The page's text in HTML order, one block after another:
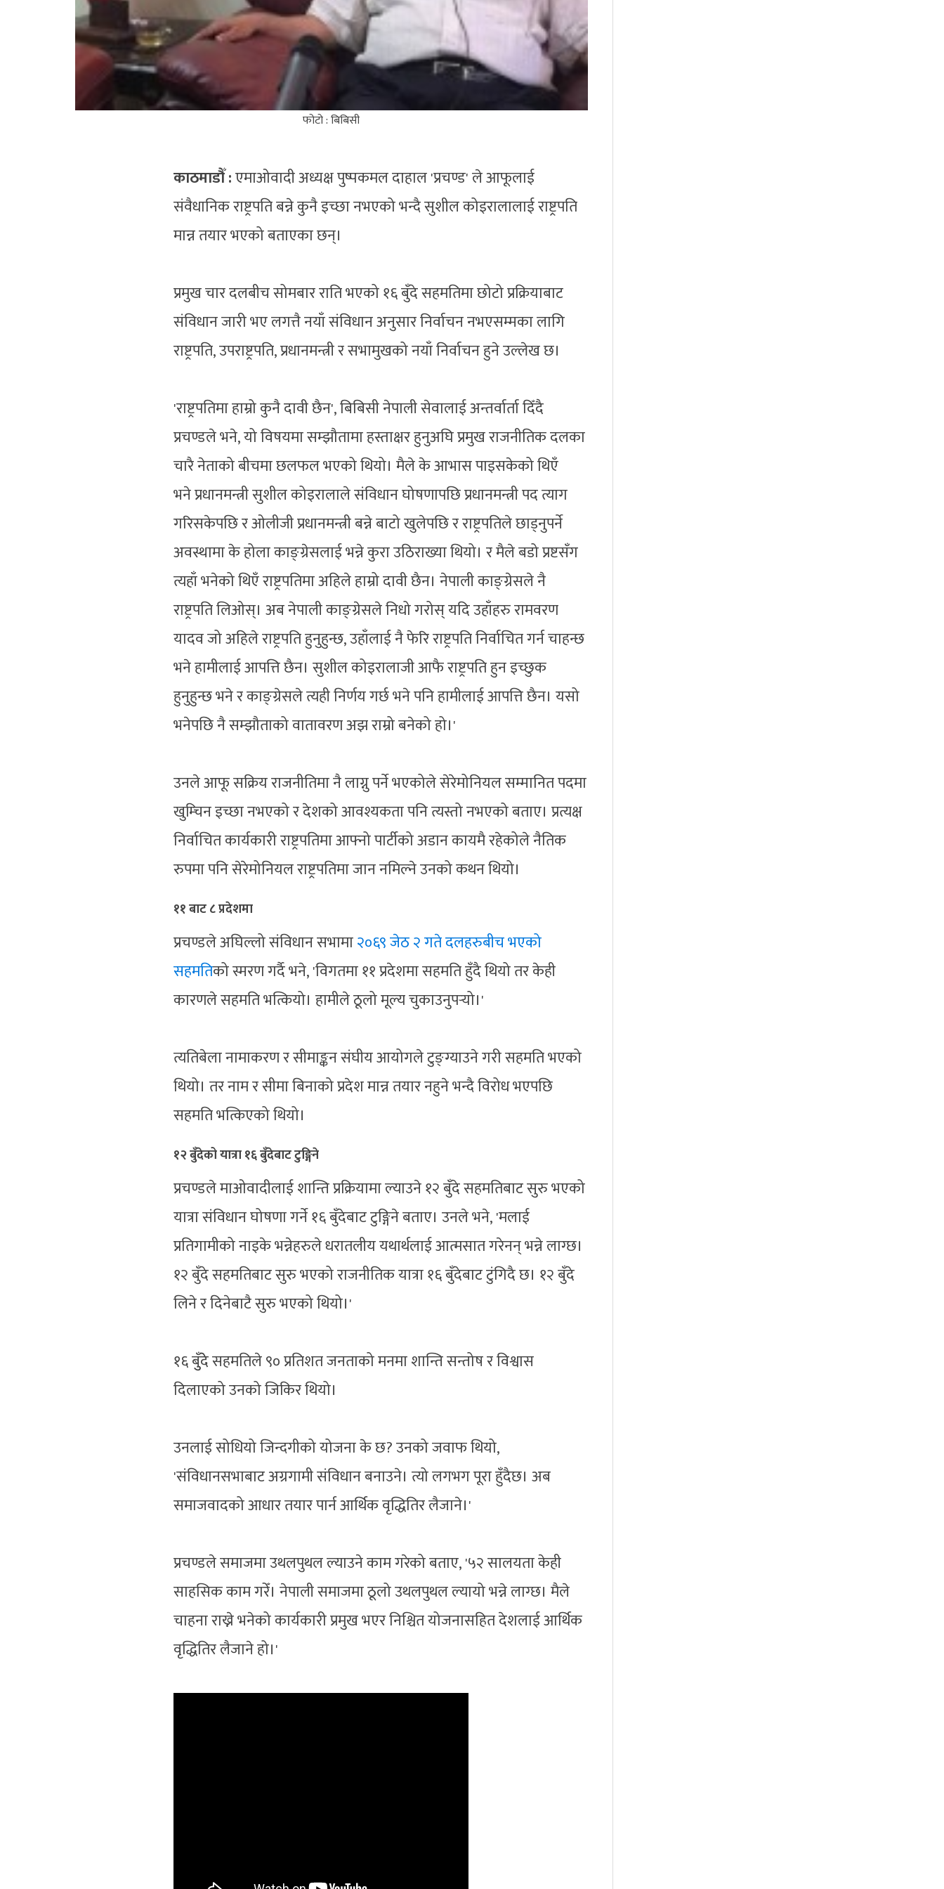
फोटो : बिबिसी
काठमाडौँ :एमाओवादी अध्यक्ष पुष्पकमल दाहाल 'प्रचण्ड' ले आफूलाई
संवैधानिक राष्ट्रपति बन्ने कुनै इच्छा नभएको भन्दै सुशील कोइरालालाई राष्ट्रपति
मान्न तयार भएको बताएका छन्।
प्रमुख चार दलबीच सोमबार राति भएको १६ बुँदे सहमतिमा छोटो प्रक्रियाबाट
संविधान जारी भए लगत्तै नयाँ स‌ंविधान अनुसार निर्वाचन नभएसम्मका लागि
राष्ट्रपति, उपराष्ट्रपति, प्रधानमन्त्री र सभामुखको नयाँ निर्वाचन हुने उल्लेख छ।
'राष्ट्रपतिमा हाम्रो कुनै दावी छैन', बिबिसी नेपाली सेवालाई अन्तर्वार्ता दिँदै
प्रचण्डले भने, यो विषयमा सम्झौतामा हस्ताक्षर हुनुअघि प्रमुख राजनीतिक दलका
चारै नेताको बीचमा छलफल भएको थियो। मैले के आभास पाइसकेको थिएँ
भने प्रधानमन्त्री सुशील कोइरालाले संविधान घोषणापछि प्रधानमन्त्री पद त्याग
गरिसकेपछि र ओलीजी प्रधानमन्त्री बन्ने बाटो खुलेपछि र राष्ट्रपतिले छाड्नुपर्ने
अवस्थामा के होला काङ्ग्रेसलाई भन्ने कुरा उठिराख्या थियो। र मैले बडो प्रष्टसँग
त्यहाँ भनेको थिएँ राष्ट्रपतिमा अहिले हाम्रो दावी छैन। नेपाली काङ्ग्रेसले नै
राष्ट्रपति लिओस्। अब नेपाली काङ्ग्रेसले निधो गरोस् यदि उहाँहरु रामवरण
यादव जो अहिले राष्ट्रपति हुनुहुन्छ, उहाँलाई नै फेरि राष्ट्रपति निर्वाचित गर्न चाहन्छ
भने हामीलाई आपत्ति छैन। सुशील कोइरालाजी आफै राष्ट्रपति हुन इच्छुक
हुनुहुन्छ भने र काङ्ग्रेसले त्यही निर्णय गर्छ भने पनि हामीलाई आपत्ति छैन। यसो
भनेपछि नै सम्झौताको वातावरण अझ राम्रो बनेको हो।'
उनले आफू सक्रिय राजनीतिमा नै लाग्नु पर्ने भएकोले सेरेमोनियल सम्मानित पदमा
खुम्चिन इच्छा नभएको र देशको आवश्यकता पनि त्यस्तो नभएको बताए। प्रत्यक्ष
निर्वाचित कार्यकारी राष्ट्रपतिमा आफ्नो पार्टीको अडान कायमै रहेकोले नैतिक
रुपमा पनि सेरेमोनियल राष्ट्रपतिमा जान नमिल्ने उनको कथन थियो।
११ बाट ८ प्रदेशमा
प्रचण्डले अघिल्लो संविधान सभामा२०६९ जेठ २ गते दलहरुबीच भएको
सहमतिको स्मरण गर्दै भने, 'विगतमा ११ प्रदेशमा सहमति हुँदै थियो तर केही
कारणले सहमति भत्कियो। हामीले ठूलो मूल्य चुकाउनुपर्‍यो।'
त्यतिबेला नामाकरण र सीमाङ्कन संघीय आयोगले टुङ्ग्याउने गरी सहमति भएको
थियो। तर नाम र सीमा बिनाको प्रदेश मान्न तयार नहुने भन्दै विरोध भएपछि
सहमति भत्किएको थियो।
१२ बुँदेको यात्रा १६ बुँदेबाट टुङ्गिने
प्रचण्डले माओवादीलाई शान्ति प्रक्रियामा ल्याउने १२ बुँदे सहमतिबाट सुरु भएको
यात्रा संविधान घोषणा गर्ने १६ बुँदेबाट टुङ्गिने बताए। उनले भने, 'मलाई
प्रतिगामीको नाइके भन्नेहरुले धरातलीय यथार्थलाई आत्मसात गरेनन् भन्ने लाग्छ।
१२ बुँदे सहमतिबाट सुरु भएको राजनीतिक यात्रा १६ बुँदेबाट टुंगिदै छ। १२ बुँदे
लिने र दिनेबाटै सुरु भएको थियो।'
१६ बुुँदेे सहमतिले ९० प्रतिशत जनताको मनमा शान्ति सन्तोष र विश्वास
दिलाएको उनको जिकिर थियो।
उनलाई सोधियो जिन्दगीको योजना के छ? उनको जवाफ थियो,
'संविधानसभाबाट अग्रगामी संविधान बनाउने। त्यो लगभग पूरा हुँदैछ। अब
समाजवादको आधार तयार पार्न आर्थिक वृद्धितिर लैजाने।'
प्रचण्डले समाजमा उथलपुथल ल्याउने काम गरेको बताए, '५२ सालयता केही
साहसिक काम गरेँ। नेपाली समाजमा ठूलो उथलपुथल ल्यायो भन्ने लाग्छ। मैले
चाहना राख्ने भनेको कार्यकारी प्रमुख भएर निश्चित योजनासहित देशलाई आर्थिक
वृद्धितिर लैजाने हो।'